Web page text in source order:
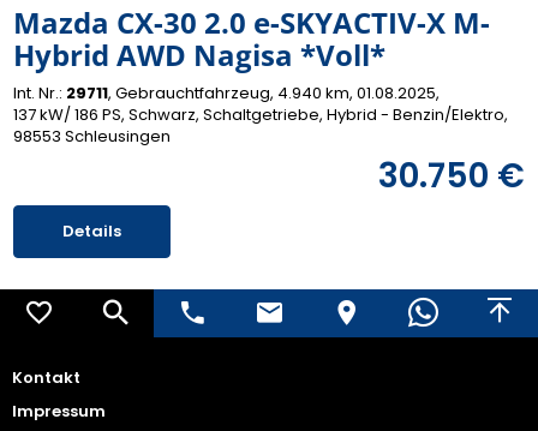
Mazda CX-30 2.0 e-SKYACTIV-X M-
Hybrid AWD Nagisa *Voll*
Int. Nr.: 29711 Gebrauchtfahrzeug 4.940 km 01.08.2025
137 kW/ 186 PS Schwarz Schaltgetriebe Hybrid - Benzin/Elektro
98553 Schleusingen
30.750 €
Details
Kontakt
Impressum